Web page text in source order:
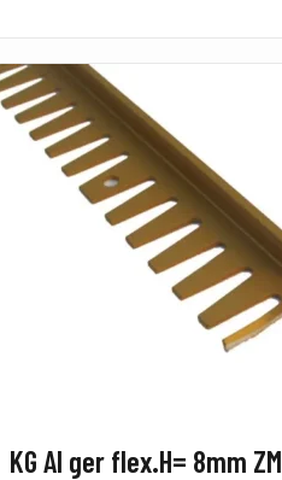
KG Al ger flex.H= 8mm ZM